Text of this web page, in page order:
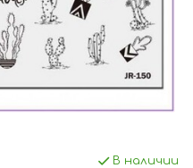
В наличии